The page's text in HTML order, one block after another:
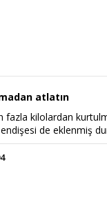
atlatın
fazla kilolardan
endişesi de eklenmiş